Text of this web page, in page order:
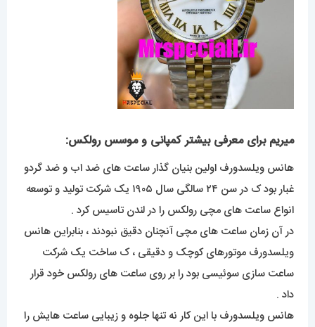
میریم برای معرفی بیشتر کمپانی و موسس رولکس:
هانس ویلسدورف اولین بنیان گذار ساعت های ضد اب و ضد گردو
غبار بود ک در سن ۲۴ سالگی سال ۱۹۰۵ یک شرکت تولید و توسعه
انواع ساعت های مچی رولکس را در لندن تاسیس کرد .
در آن زمان ساعت های مچی آنچنان دقیق نبودند ، بنابراین هانس
ویلسدورف موتورهای کوچک و دقیقی ، ک ساخت یک شرکت
ساعت سازی سوئیسی بود را بر روی ساعت های رولکس خود قرار
داد .
هانس ویلسدورف با این کار نه تنها جلوه و زیبایی ساعت هایش را